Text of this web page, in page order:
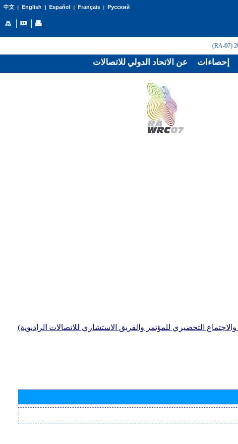
中文| English | Español | Français| Русский
التحضيري للمؤتمر والفريق الاستشاري للاتصالات الراديوية)
عن الاتحاد الدولي للاتصالات إحصاءات